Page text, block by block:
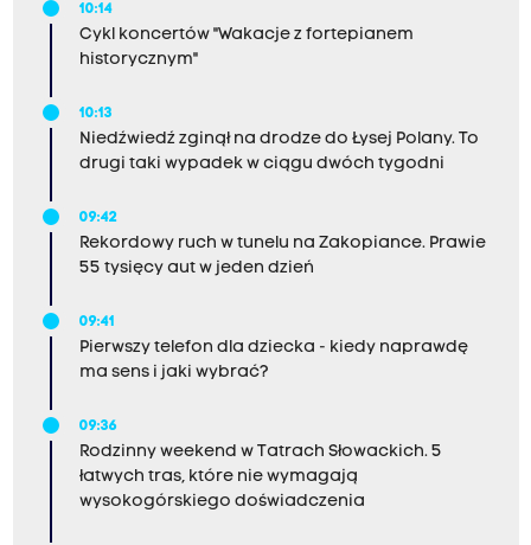
10:14
Cykl koncertów "Wakacje z fortepianem
historycznym"
10:13
Niedźwiedź zginął na drodze do Łysej Polany. To
drugi taki wypadek w ciągu dwóch tygodni
09:42
Rekordowy ruch w tunelu na Zakopiance. Prawie
55 tysięcy aut w jeden dzień
09:41
Pierwszy telefon dla dziecka - kiedy naprawdę
ma sens i jaki wybrać?
09:36
Rodzinny weekend w Tatrach Słowackich. 5
łatwych tras, które nie wymagają
wysokogórskiego doświadczenia